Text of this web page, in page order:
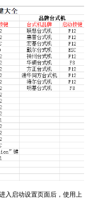
入启动设置页面后，使用上